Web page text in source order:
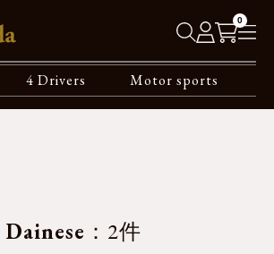
0
4 Drivers Motor sports
Dainese ：2件